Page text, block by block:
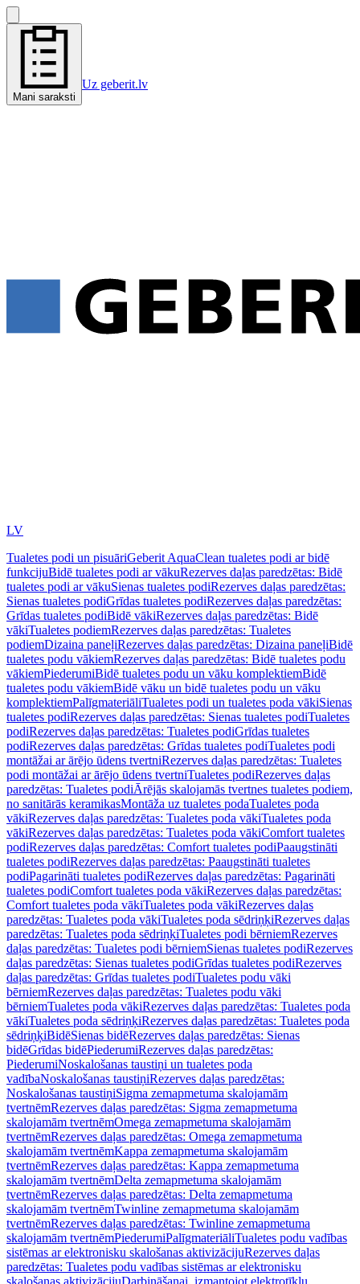
Mani saraksti
Uz geberit.lv
LV
Tualetes podi un pisuāriGeberit AquaClean tualetes podi ar bidē
funkcijuBidē tualetes podi ar vākuRezerves daļas paredzētas: Bidē
tualetes podi ar vākuSienas tualetes podiRezerves daļas paredzētas:
Sienas tualetes podiGrīdas tualetes podiRezerves daļas paredzētas:
Grīdas tualetes podiBidē vākiRezerves daļas paredzētas: Bidē
vākiTualetes podiemRezerves daļas paredzētas: Tualetes
podiemDizaina paneļiRezerves daļas paredzētas: Dizaina paneļiBidē
tualetes podu vākiemRezerves daļas paredzētas: Bidē tualetes podu
vākiemPiederumiBidē tualetes podu un vāku komplektiemBidē
tualetes podu vākiemBidē vāku un bidē tualetes podu un vāku
komplektiemPalīgmateriāliTualetes podi un tualetes poda vākiSienas
tualetes podiRezerves daļas paredzētas: Sienas tualetes podiTualetes
podiRezerves daļas paredzētas: Tualetes podiGrīdas tualetes
podiRezerves daļas paredzētas: Grīdas tualetes podiTualetes podi
montāžai ar ārējo ūdens tvertniRezerves daļas paredzētas: Tualetes
podi montāžai ar ārējo ūdens tvertniTualetes podiRezerves daļas
paredzētas: Tualetes podiĀrējās skalojamās tvertnes tualetes podiem,
no sanitārās keramikasMontāža uz tualetes podaTualetes poda
vākiRezerves daļas paredzētas: Tualetes poda vākiTualetes poda
vākiRezerves daļas paredzētas: Tualetes poda vākiComfort tualetes
podiRezerves daļas paredzētas: Comfort tualetes podiPaaugstināti
tualetes podiRezerves daļas paredzētas: Paaugstināti tualetes
podiPagarināti tualetes podiRezerves daļas paredzētas: Pagarināti
tualetes podiComfort tualetes poda vākiRezerves daļas paredzētas:
Comfort tualetes poda vākiTualetes poda vākiRezerves daļas
paredzētas: Tualetes poda vākiTualetes poda sēdriņķiRezerves daļas
paredzētas: Tualetes poda sēdriņķiTualetes podi bērniemRezerves
daļas paredzētas: Tualetes podi bērniemSienas tualetes podiRezerves
daļas paredzētas: Sienas tualetes podiGrīdas tualetes podiRezerves
daļas paredzētas: Grīdas tualetes podiTualetes podu vāki
bērniemRezerves daļas paredzētas: Tualetes podu vāki
bērniemTualetes poda vākiRezerves daļas paredzētas: Tualetes poda
vākiTualetes poda sēdriņķiRezerves daļas paredzētas: Tualetes poda
sēdriņķiBidēSienas bidēRezerves daļas paredzētas: Sienas
bidēGrīdas bidēPiederumiRezerves daļas paredzētas:
PiederumiNoskalošanas taustiņi un tualetes poda
vadībaNoskalošanas taustiņiRezerves daļas paredzētas:
Noskalošanas taustiņiSigma zemapmetuma skalojamām
tvertnēmRezerves daļas paredzētas: Sigma zemapmetuma
skalojamām tvertnēmOmega zemapmetuma skalojamām
tvertnēmRezerves daļas paredzētas: Omega zemapmetuma
skalojamām tvertnēmKappa zemapmetuma skalojamām
tvertnēmRezerves daļas paredzētas: Kappa zemapmetuma
skalojamām tvertnēmDelta zemapmetuma skalojamām
tvertnēmRezerves daļas paredzētas: Delta zemapmetuma
skalojamām tvertnēmTwinline zemapmetuma skalojamām
tvertnēmRezerves daļas paredzētas: Twinline zemapmetuma
skalojamām tvertnēmPiederumiPalīgmateriāliTualetes podu vadības
sistēmas ar elektronisku skalošanas aktivizācijuRezerves daļas
paredzētas: Tualetes podu vadības sistēmas ar elektronisku
skalošanas aktivizācijuDarbināšanai, izmantojot elektrotīklu,